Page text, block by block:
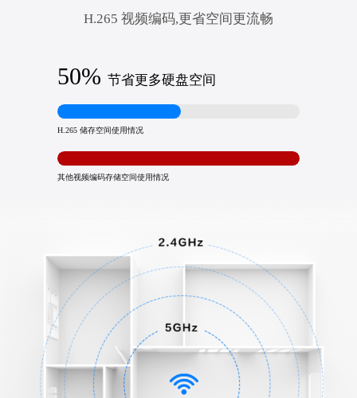
H.265 视频编码,更省空间更流畅
50%节省更多硬盘空间
H.265 储存空间使用情况
其他视频编码存储空间使用情况